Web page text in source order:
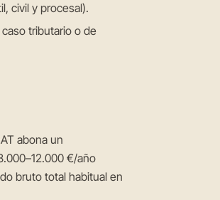
civil y procesal).
tributario o de
abona un
€/año
bruto total habitual en